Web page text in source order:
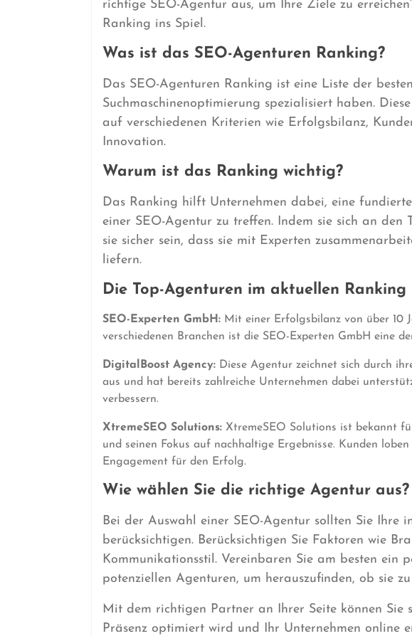
richtige SEO-Agentur aus, um Ihre Ziele zu
Ranking ins Spiel.
Was ist das SEO-Agenturen Ranking?
Das SEO-Agenturen Ranking ist eine Liste der
Suchmaschinenoptimierung spezialisiert haben.
auf verschiedenen Kriterien wie Erfolgsbilanz,
Innovation.
Warum ist das Ranking wichtig?
Das Ranking hilft Unternehmen dabei, eine
einer SEO-Agentur zu treffen. Indem sie sich an den
sie sicher sein, dass sie mit Experten
liefern.
Die Top-Agenturen im aktuellen Ranking
SEO-Experten GmbH: Mit einer Erfolgsbilanz von über 10
verschiedenen Branchen ist die SEO-Experten GmbH eine
DigitalBoost Agency: Diese Agentur zeichnet sich durch
aus und hat bereits zahlreiche Unternehmen dabei
verbessern.
XtremeSEO Solutions: XtremeSEO Solutions ist bekannt
und seinen Fokus auf nachhaltige Ergebnisse. Kunden
Engagement für den Erfolg.
Wie wählen Sie die richtige Agentur aus?
Bei der Auswahl einer SEO-Agentur sollten Sie Ihre
berücksichtigen. Berücksichtigen Sie Faktoren wie
Kommunikationsstil. Vereinbaren Sie am besten ein
potenziellen Agenturen, um herauszufinden, ob sie
Mit dem richtigen Partner an Ihrer Seite können Sie
Präsenz optimiert wird und Ihr Unternehmen online